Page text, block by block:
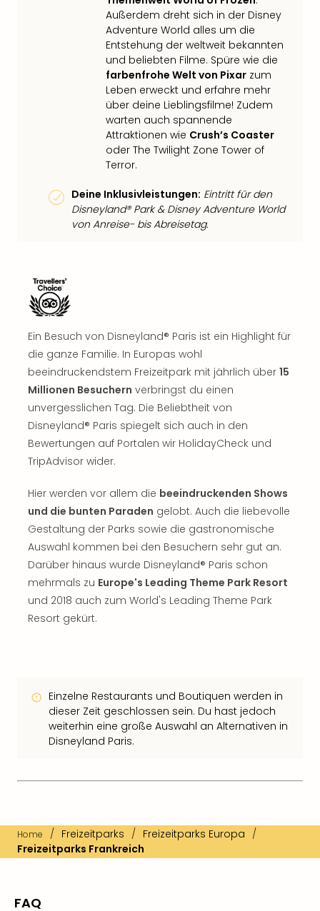
Außerdem dreht sich in der Disney
Adventure World alles um die
Entstehung der weltweit bekannten
und beliebten Filme. Spüre wie die
farbenfrohe Welt von Pixar zum
Leben erweckt und erfahre mehr
über deine Lieblingsfilme! Zudem
warten auch spannende
Attraktionen wie Crush’s Coaster
oder The Twilight Zone Tower of
Terror.
Deine Inklusivleistungen: Eintritt für den
Disneyland® Park & Disney Adventure World
von Anreise- bis Abreisetag.
Ein Besuch von Disneyland® Paris ist ein Highlight für
die ganze Familie. In Europas wohl
beeindruckendstem Freizeitpark mit jährlich über 15
Millionen Besuchern verbringst du einen
unvergesslichen Tag. Die Beliebtheit von
Disneyland® Paris spiegelt sich auch in den
Bewertungen auf Portalen wir HolidayCheck und
TripAdvisor wider.
Hier werden vor allem die beeindruckenden Shows
und die bunten Paraden gelobt. Auch die liebevolle
Gestaltung der Parks sowie die gastronomische
Auswahl kommen bei den Besuchern sehr gut an.
Darüber hinaus wurde Disneyland® Paris schon
mehrmals zu Europe's Leading Theme Park Resort
und 2018 auch zum World's Leading Theme Park
Resort gekürt.
Einzelne Restaurants und Boutiquen werden in
dieser Zeit geschlossen sein. Du hast jedoch
weiterhin eine große Auswahl an Alternativen in
Disneyland Paris.
Home / Freizeitparks / Freizeitparks Europa /
Freizeitparks Frankreich
FAQ